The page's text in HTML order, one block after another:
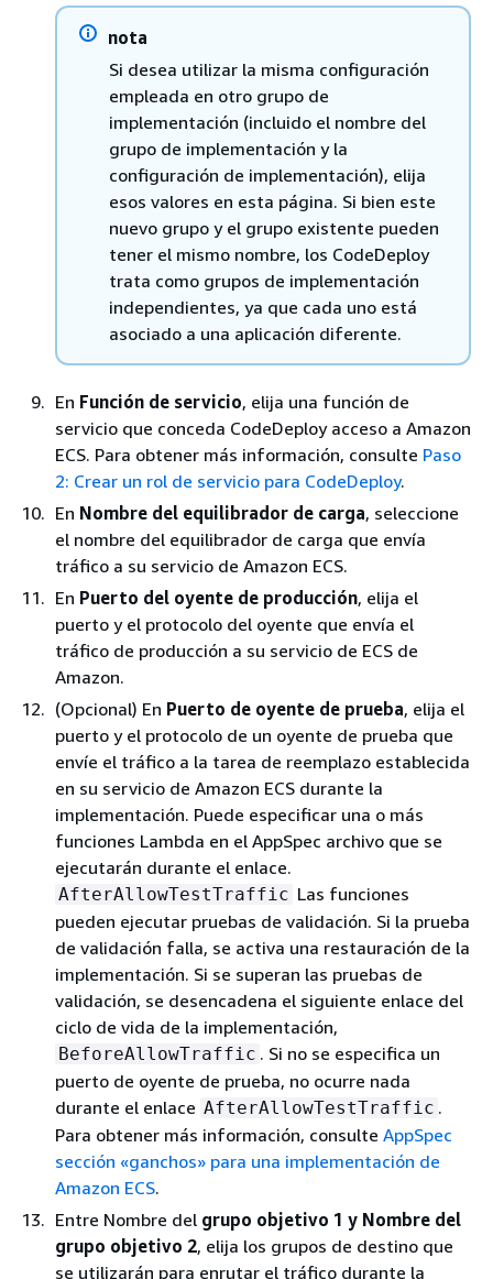
nota
Si desea utilizar la misma configuración
empleada en otro grupo de
implementación (incluido el nombre del
grupo de implementación y la
configuración de implementación), elija
esos valores en esta página. Si bien este
nuevo grupo y el grupo existente pueden
tener el mismo nombre, los CodeDeploy
trata como grupos de implementación
independientes, ya que cada uno está
asociado a una aplicación diferente.
En Función de servicio, elija una función de
servicio que conceda CodeDeploy acceso a Amazon
ECS. Para obtener más información, consulte Paso
2: Crear un rol de servicio para CodeDeploy.
En Nombre del equilibrador de carga, seleccione
el nombre del equilibrador de carga que envía
tráfico a su servicio de Amazon ECS.
En Puerto del oyente de producción, elija el
puerto y el protocolo del oyente que envía el
tráfico de producción a su servicio de ECS de
Amazon.
(Opcional) En Puerto de oyente de prueba, elija el
puerto y el protocolo de un oyente de prueba que
envíe el tráfico a la tarea de reemplazo establecida
en su servicio de Amazon ECS durante la
implementación. Puede especificar una o más
funciones Lambda en el AppSpec archivo que se
ejecutarán durante el enlace.
AfterAllowTestTraffic Las funciones
pueden ejecutar pruebas de validación. Si la prueba
de validación falla, se activa una restauración de la
implementación. Si se superan las pruebas de
validación, se desencadena el siguiente enlace del
ciclo de vida de la implementación,
BeforeAllowTraffic . Si no se especifica un
puerto de oyente de prueba, no ocurre nada
durante el enlace AfterAllowTestTraffic .
Para obtener más información, consulte AppSpec
sección «ganchos» para una implementación de
Amazon ECS.
Entre Nombre del grupo objetivo 1 y Nombre del
grupo objetivo 2, elija los grupos de destino que
se utilizarán para enrutar el tráfico durante la